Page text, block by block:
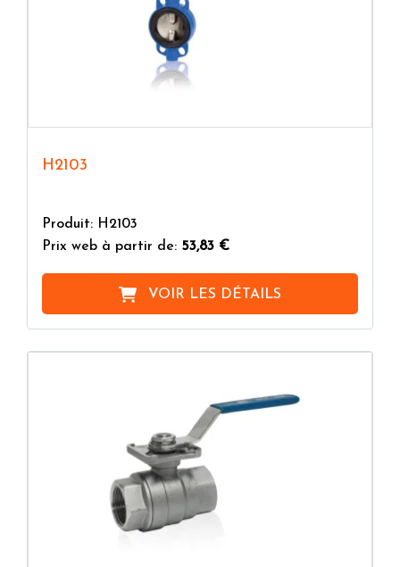
H2103
Produit: H2103
Prix web à partir de: 53,83 €
VOIR LES DÉTAILS